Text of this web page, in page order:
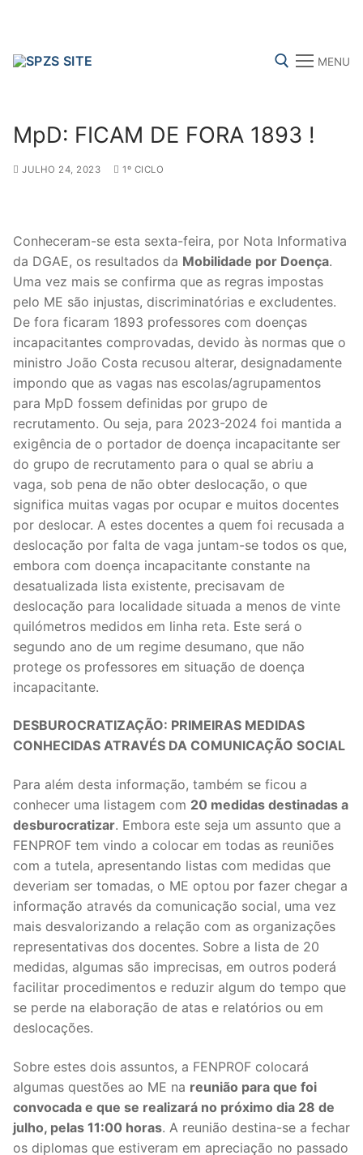
Search for:
MENU
Search
for:
sindicalização
Notícias
Legislação
Sectores
PRÉ-ESCOLAR
1º CICLO
2º/3º CEB / SECUNDÁRIO
ENSINO ARTÍSTICO
EDUCAÇÃO ESPECIAL
PARTICULAR / IPSS / MISERICÓRDIAS
ENSINO SUPERIOR
DOCENTES APOSENTADOS
Área de Sócios
Revista Intervir
Contactos
MpD: FICAM DE FORA 1893 !
JULHO 24, 2023 1º CICLO
Conheceram-se esta sexta-feira, por Nota Informativa
da DGAE, os resultados da Mobilidade por Doença.
Uma vez mais se confirma que as regras impostas
pelo ME são injustas, discriminatórias e excludentes.
De fora ficaram 1893 professores com doenças
incapacitantes comprovadas, devido às normas que o
ministro João Costa recusou alterar, designadamente
impondo que as vagas nas escolas/agrupamentos
para MpD fossem definidas por grupo de
recrutamento. Ou seja, para 2023-2024 foi mantida a
exigência de o portador de doença incapacitante ser
do grupo de recrutamento para o qual se abriu a
vaga, sob pena de não obter deslocação, o que
significa muitas vagas por ocupar e muitos docentes
por deslocar. A estes docentes a quem foi recusada a
deslocação por falta de vaga juntam-se todos os que,
embora com doença incapacitante constante na
desatualizada lista existente, precisavam de
deslocação para localidade situada a menos de vinte
quilómetros medidos em linha reta. Este será o
segundo ano de um regime desumano, que não
protege os professores em situação de doença
incapacitante.
DESBUROCRATIZAÇÃO: PRIMEIRAS MEDIDAS
CONHECIDAS ATRAVÉS DA COMUNICAÇÃO SOCIAL
Para além desta informação, também se ficou a
conhecer uma listagem com 20 medidas destinadas a
desburocratizar. Embora este seja um assunto que a
FENPROF tem vindo a colocar em todas as reuniões
com a tutela, apresentando listas com medidas que
deveriam ser tomadas, o ME optou por fazer chegar a
informação através da comunicação social, uma vez
mais desvalorizando a relação com as organizações
representativas dos docentes. Sobre a lista de 20
medidas, algumas são imprecisas, em outros poderá
facilitar procedimentos e reduzir algum do tempo que
se perde na elaboração de atas e relatórios ou em
deslocações.
Sobre estes dois assuntos, a FENPROF colocará
algumas questões ao ME na reunião para que foi
convocada e que se realizará no próximo dia 28 de
julho, pelas 11:00 horas. A reunião destina-se a fechar
os diplomas que estiveram em apreciação no passado